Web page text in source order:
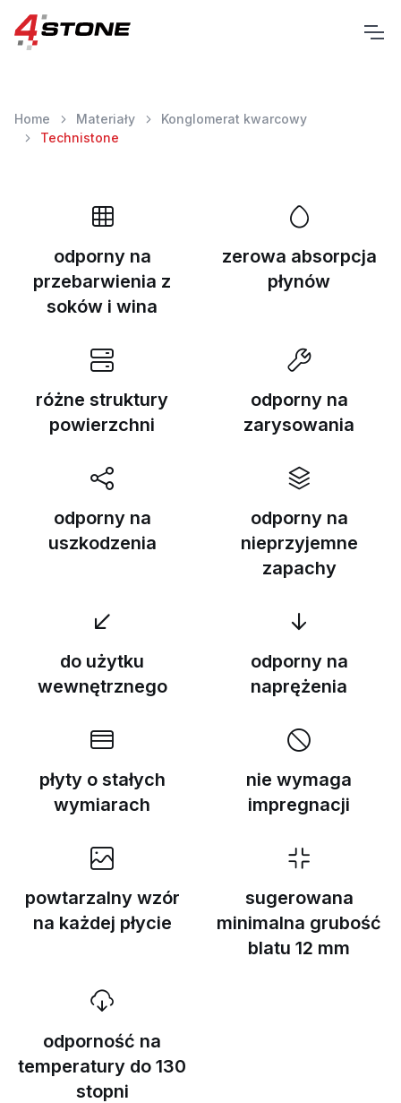
Home Materiały
Konglomerat kwarcowy
Technistone
odporny na
przebarwienia z
soków i wina
zerowa absorpcja
płynów
różne struktury
powierzchni
odporny na
zarysowania
odporny na
uszkodzenia
odporny na
nieprzyjemne
zapachy
do użytku
wewnętrznego
odporny na
naprężenia
płyty o stałych
wymiarach
nie wymaga
impregnacji
powtarzalny wzór
na każdej płycie
sugerowana
minimalna grubość
blatu 12 mm
odporność na
temperatury do 130
stopni